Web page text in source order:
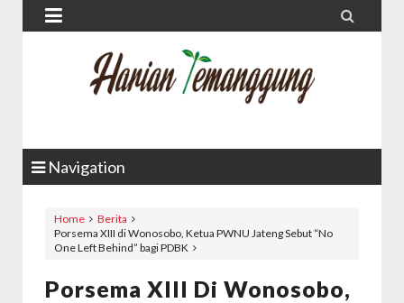
 
Navigation
Home
Berita
Porsema XIII di Wonosobo, Ketua PWNU Jateng Sebut “No
One Left Behind” bagi PDBK
Porsema XIII Di Wonosobo,